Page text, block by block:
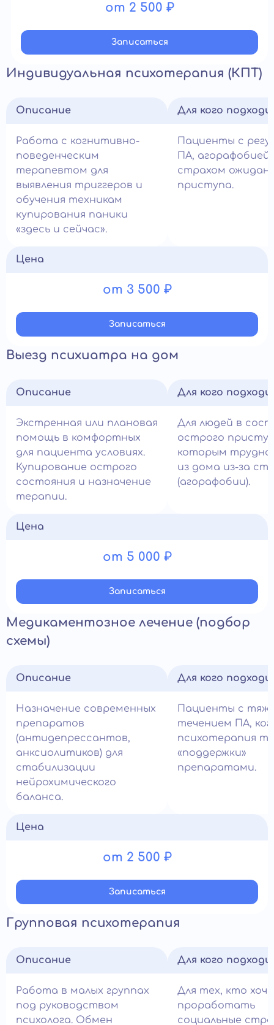
от 2 500 ₽
Записатьcя
Индивидуальная психотерапия (КПТ)
Описание
Работа с когнитивно-
поведенческим
терапевтом для
выявления триггеров и
обучения техникам
купирования паники
«здесь и сейчас».
Для кого
Пациенты с
ПА, агорафобией
страхом
приступа.
Цена
от 3 500 ₽
Записатьcя
Выезд психиатра на дом
Описание
Экстренная или плановая
помощь в комфортных
для пациента условиях.
Купирование острого
состояния и назначение
терапии.
Для кого
Для людей в
острого
которым
из дома из-за
(агорафобии).
Цена
от 5 000 ₽
Записатьcя
Медикаментозное лечение (подбор
схемы)
Описание
Назначение современных
препаратов
(антидепрессантов,
анксиолитиков) для
стабилизации
нейрохимического
баланса.
Для кого
Пациенты с
течением ПА,
психотерапия
«поддержки»
препаратами.
Цена
от 2 500 ₽
Записатьcя
Групповая психотерапия
Описание
Работа в малых группах
под руководством
психолога. Обмен
Для кого
Для тех, кто
проработать
социальные